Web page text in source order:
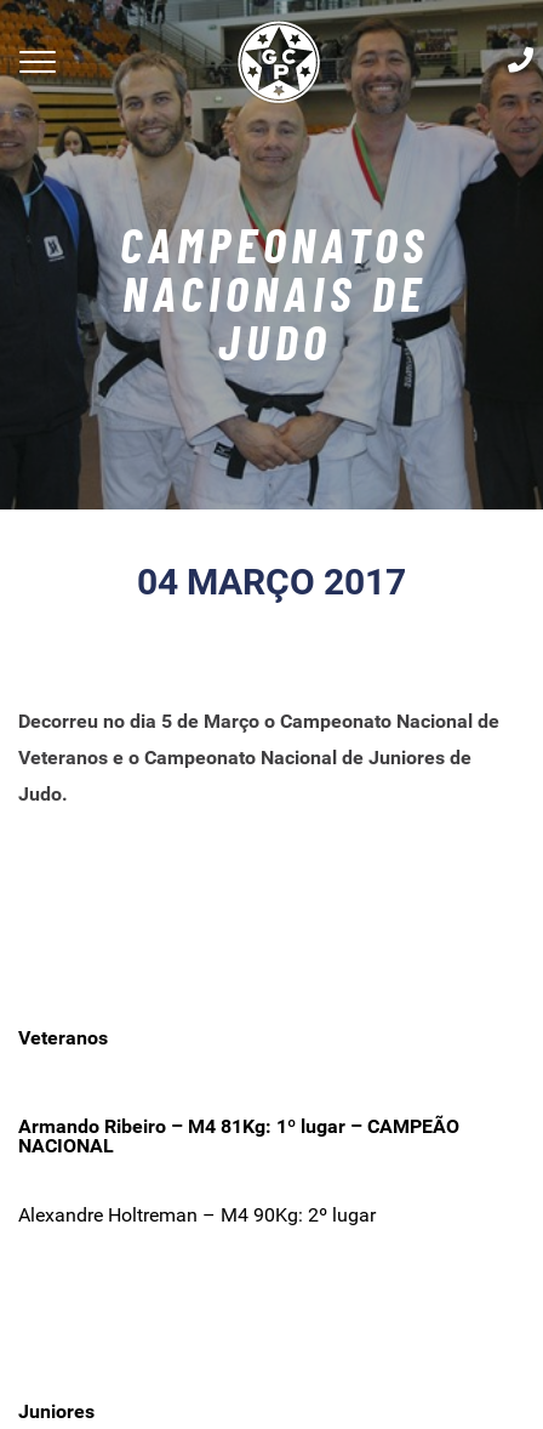
CAMPEONATOS
NACIONAIS DE
JUDO
04 MARÇO 2017
Decorreu no dia 5 de Março o Campeonato Nacional de
Veteranos e o Campeonato Nacional de Juniores de
Judo.
Veteranos
Armando Ribeiro – M4 81Kg: 1º lugar – CAMPEÃO
NACIONAL
Alexandre Holtreman – M4 90Kg: 2º lugar
Juniores